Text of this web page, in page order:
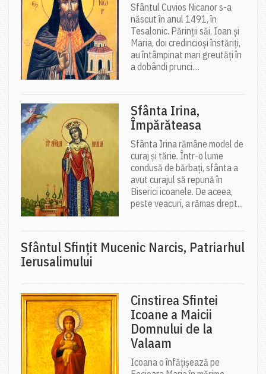
Sfântul Cuvios Nicanor s-a
născut în anul 1491, în
Tesalonic. Părinții săi, Ioan și
Maria, doi credincioși înstăriți,
au întâmpinat mari greutăți în
a dobândi prunci....
Sfânta Irina,
Împărăteasa
Sfânta Irina rămâne model de
curaj și tărie. Într-o lume
condusă de bărbați, sfânta a
avut curajul să repună în
Biserici icoanele. De aceea,
peste veacuri, a rămas drept...
Sfântul Sfinţit Mucenic Narcis, Patriarhul
Ierusalimului
Cinstirea Sfintei
Icoane a Maicii
Domnului de la
Valaam
Icoana o înfățișează pe